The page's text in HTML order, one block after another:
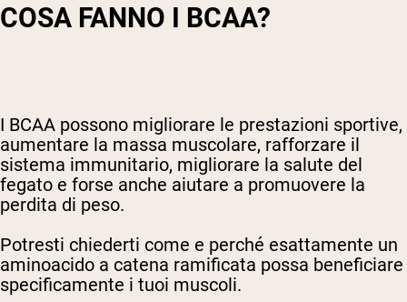
COSA FANNO I BCAA?
I BCAA possono migliorare le prestazioni sportive,
aumentare la massa muscolare, rafforzare il
sistema immunitario, migliorare la salute del
fegato e forse anche aiutare a promuovere la
perdita di peso.
Potresti chiederti come e perché esattamente un
aminoacido a catena ramificata possa beneficiare
specificamente i tuoi muscoli.